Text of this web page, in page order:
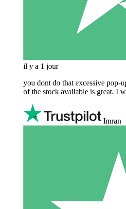
il y a 1 jour
you dont do that excessive pop-
of the stock available is great. I
Imran